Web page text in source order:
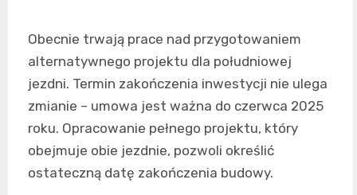
Obecnie trwają prace nad przygotowaniem
alternatywnego projektu dla południowej
jezdni. Termin zakończenia inwestycji nie ulega
zmianie – umowa jest ważna do czerwca 2025
roku. Opracowanie pełnego projektu, który
obejmuje obie jezdnie, pozwoli określić
ostateczną datę zakończenia budowy.